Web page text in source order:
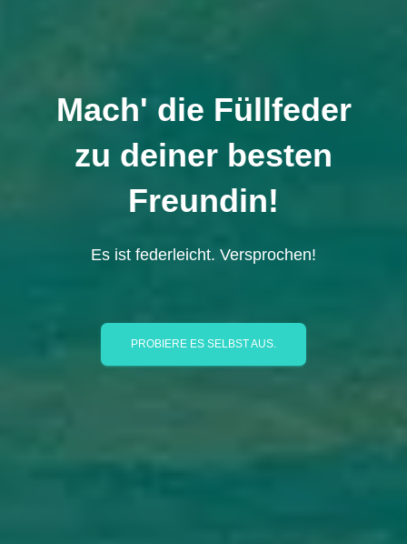
Mach' die Füllfeder
zu deiner besten
Freundin!
Es ist federleicht. Versprochen!
PROBIERE ES SELBST AUS.